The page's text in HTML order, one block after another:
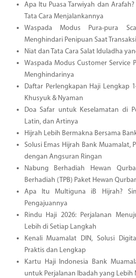
Apa Itu Puasa Tarwiyah dan
Tata Cara Menjalankannya
Waspada Modus Pura-pura
Menghindari Penipuan Saat Transaksi
Niat dan Tata Cara Salat Iduladha
Waspada Modus Customer Service
Menghindarinya
Daftar Perlengkapan Haji Lengkap
Khusyuk & Nyaman
Doa Safar untuk Keselamatan di
Latin, dan Artinya
Hijrah Lebih Bermakna Bersama
Solusi Emas Hijrah Bank Muamalat,
dengan Angsuran Ringan
Nabung Berhadiah Hewan
Berhadiah (TPB) Paket Hewan
Apa Itu Multiguna iB Hijrah?
Pengajuannya
Rindu Haji 2026: Perjalanan
Lebih di Setiap Langkah
Kenali Muamalat DIN, Solusi
Praktis dan Lengkap
Kartu Haji Indonesia Bank
untuk Perjalanan Ibadah yang Lebih